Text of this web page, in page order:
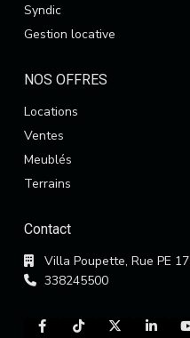
Syndic
Gestion locative
NOS OFFRES
Locations
Ventes
Meublés
Terrains
Contact
Villa Poupette, Rue PE 17
338245500